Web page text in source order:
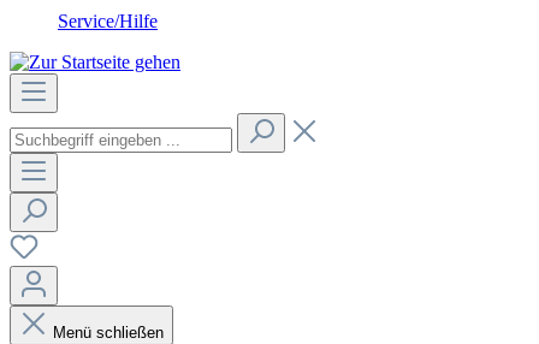
Service/Hilfe
Menü schließen